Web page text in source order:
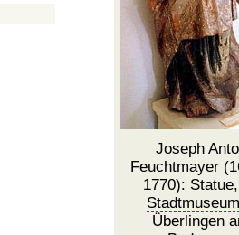
Joseph
Feuchtmayer
1770):
Stadtmuseum
Überlingen